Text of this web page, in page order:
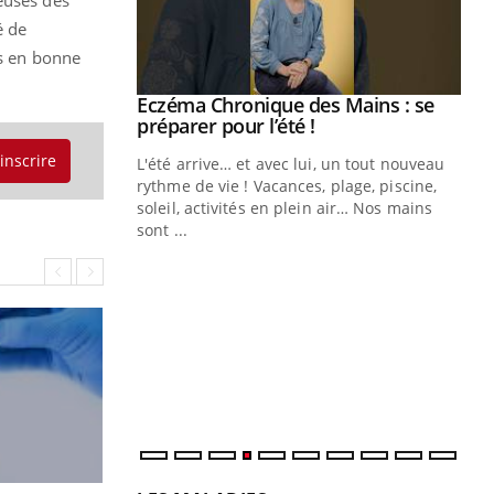
de
en bonne
de type 2
chez les
Youtube
Eczéma Chronique des Mains : se
préparer pour l’été !Youtube
L'été arrive… et avec lui, un tout nouveau
rythme de vie ! Vacances, plage, piscine,
soleil, activités en plein air… Nos mains
sont ...